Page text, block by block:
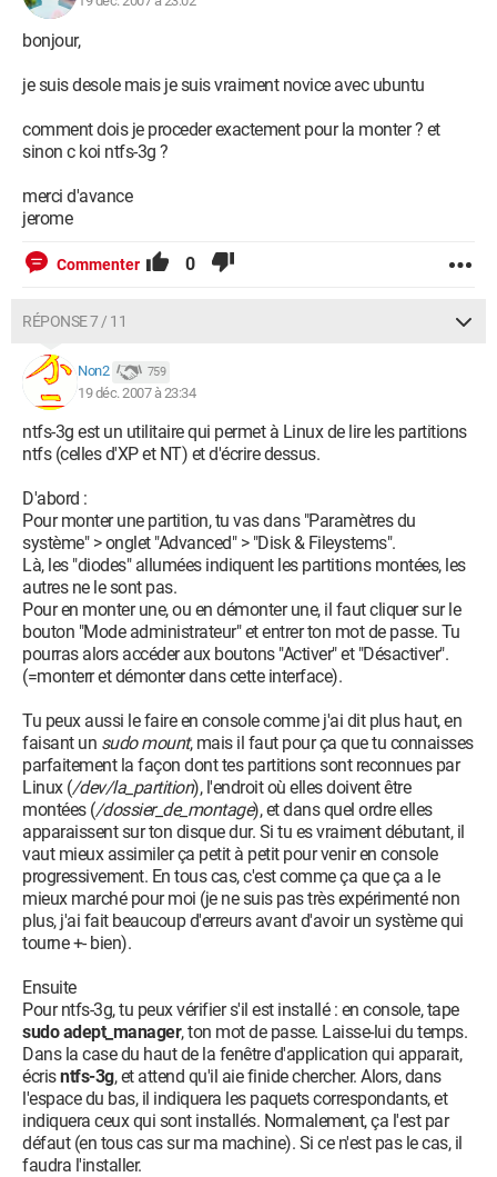
bonjour,
je suis desole mais je suis vraiment novice avec ubuntu
comment dois je proceder exactement pour la monter ? et
sinon c koi ntfs-3g ?
merci d'avance
jerome
Commenter 0
RÉPONSE 7 / 11
Non2 759
19 déc. 2007 à 23:34
ntfs-3g est un utilitaire qui permet à Linux de lire les partitions
ntfs (celles d'XP et NT) et d'écrire dessus.
D'abord :
Pour monter une partition, tu vas dans "Paramètres du
système" > onglet "Advanced" > "Disk & Fileystems".
Là, les "diodes" allumées indiquent les partitions montées, les
autres ne le sont pas.
Pour en monter une, ou en démonter une, il faut cliquer sur le
bouton "Mode administrateur" et entrer ton mot de passe. Tu
pourras alors accéder aux boutons "Activer" et "Désactiver".
(=monterr et démonter dans cette interface).
Tu peux aussi le faire en console comme j'ai dit plus haut, en
faisant un sudo mount, mais il faut pour ça que tu connaisses
parfaitement la façon dont tes partitions sont reconnues par
Linux (/dev/la_partition), l'endroit où elles doivent être
montées (/dossier_de_montage), et dans quel ordre elles
apparaissent sur ton disque dur. Si tu es vraiment débutant, il
vaut mieux assimiler ça petit à petit pour venir en console
progressivement. En tous cas, c'est comme ça que ça a le
mieux marché pour moi (je ne suis pas très expérimenté non
plus, j'ai fait beaucoup d'erreurs avant d'avoir un système qui
tourne +- bien).
Ensuite
Pour ntfs-3g, tu peux vérifier s'il est installé : en console, tape
sudo adept_manager, ton mot de passe. Laisse-lui du temps.
Dans la case du haut de la fenêtre d'application qui apparait,
écrisntfs-3g, et attend qu'il aie finide chercher. Alors, dans
l'espace du bas, il indiquera les paquets correspondants, et
indiquera ceux qui sont installés. Normalement, ça l'est par
défaut (en tous cas sur ma machine). Si ce n'est pas le cas, il
faudra l'installer.